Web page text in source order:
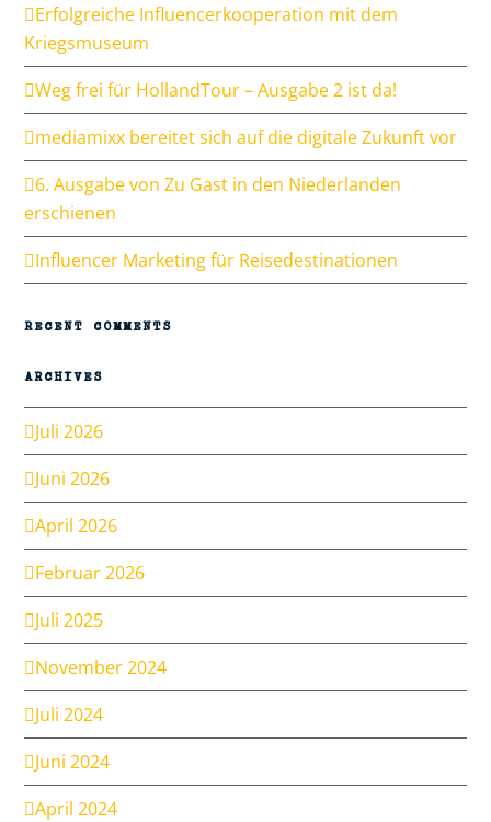
Erfolgreiche Influencerkooperation mit dem
Kriegsmuseum
Weg frei für HollandTour – Ausgabe 2 ist da!
mediamixx bereitet sich auf die digitale Zukunft vor
6. Ausgabe von Zu Gast in den Niederlanden
erschienen
Influencer Marketing für Reisedestinationen
RECENT COMMENTS
ARCHIVES
Juli 2026
Juni 2026
April 2026
Februar 2026
Juli 2025
November 2024
Juli 2024
Juni 2024
April 2024